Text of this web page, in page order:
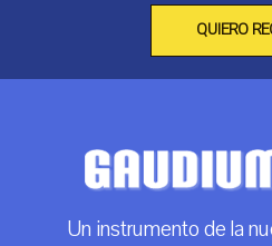
QUIERO
Un instrumento de la